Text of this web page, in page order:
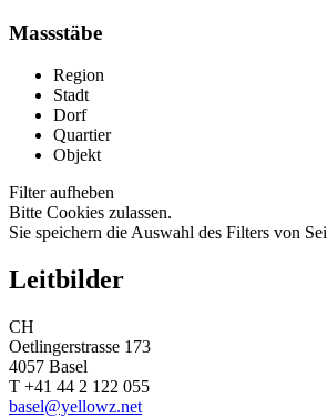
Massstäbe
Region
Stadt
Dorf
Quartier
Objekt
Filter aufheben
Bitte Cookies zulassen.
Sie speichern die Auswahl des Filters von
Leitbilder
CH
Oetlingerstrasse 173
4057 Basel
T +41 44 2 122 055
basel@yellowz.net